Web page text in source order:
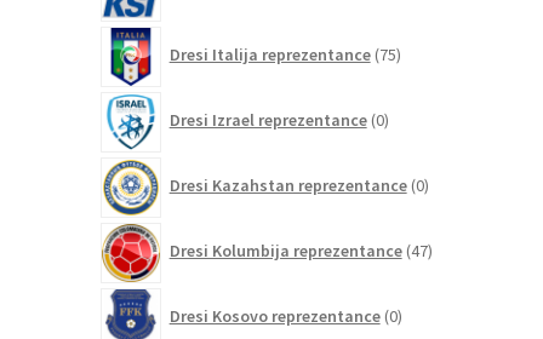
Dresi Italija reprezentance 75izdelkov
Dresi Izrael reprezentance 0izdelkov
Dresi Kazahstan reprezentance 0izdelkov
Dresi Kolumbija reprezentance 47izdelkov
Dresi Kosovo reprezentance 0izdelkov